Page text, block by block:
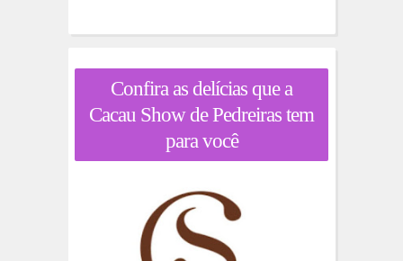
Confira as delícias que a
Cacau Show de Pedreiras tem
para você